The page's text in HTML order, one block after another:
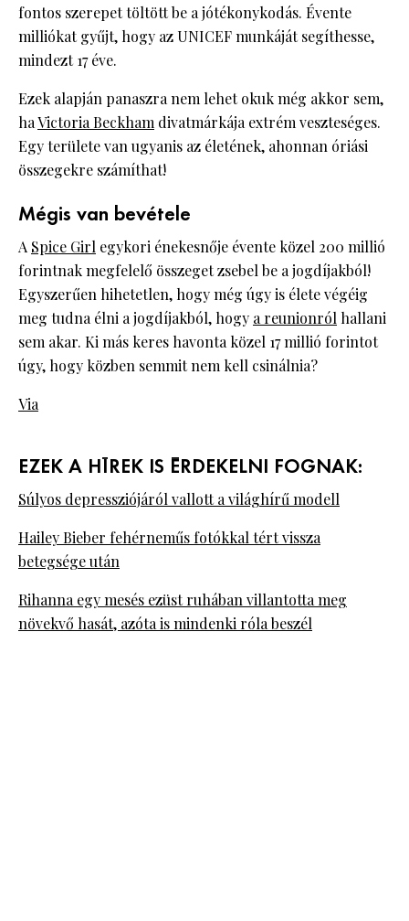
fontos szerepet töltött be a jótékonykodás. Évente
milliókat gyűjt, hogy az UNICEF munkáját segíthesse,
mindezt 17 éve.
Ezek alapján panaszra nem lehet okuk még akkor sem,
haVictoria Beckham divatmárkája extrém veszteséges.
Egy területe van ugyanis az életének, ahonnan óriási
összegekre számíthat!
Mégis van bevétele
A Spice Girl egykori énekesnője évente közel 200 millió
forintnak megfelelő összeget zsebel be a jogdíjakból!
Egyszerűen hihetetlen, hogy még úgy is élete végéig
meg tudna élni a jogdíjakból, hogy a reunionról hallani
sem akar. Ki más keres havonta közel 17 millió forintot
úgy, hogy közben semmit nem kell csinálnia?
Via
EZEK A HÍREK IS ÉRDEKELNI FOGNAK:
Súlyos depressziójáról vallott a világhírű modell
Hailey Bieber fehérneműs fotókkal tért vissza
betegsége után
Rihanna egy mesés ezüst ruhában villantotta meg
növekvő hasát, azóta is mindenki róla beszél